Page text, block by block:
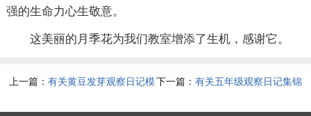
强的生命力心生敬意。
这美丽的月季花为我们教室增添了生机，感谢它。
上一篇：有关黄豆发芽观察日记模下一篇： 有关五年级观察日记集锦